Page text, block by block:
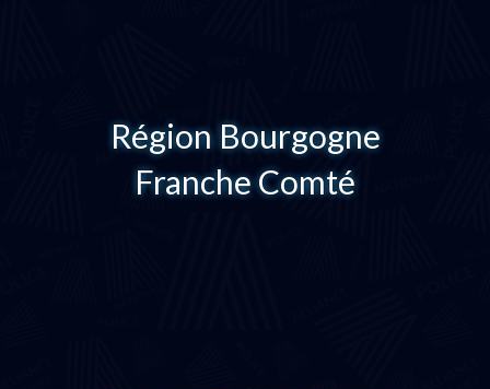
Région Bourgogne
Franche Comté